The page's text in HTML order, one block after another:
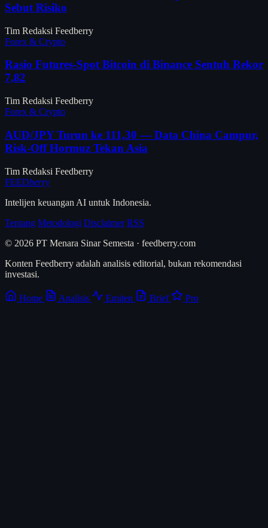
Sebut Risiko
Tim Redaksi Feedberry
Forex & Crypto
Rasio Futures-Spot Bitcoin di Binance Sentuh Rekor
7,82
Tim Redaksi Feedberry
Forex & Crypto
AUD/JPY Turun ke 111,30 — Data China Campur,
Risk-Off Hormuz Tekan Asia
Tim Redaksi Feedberry
FEEDberry
Intelijen keuangan AI untuk Indonesia.
Tentang Metodologi Disclaimer RSS
© 2026 PT Menara Sinar Semesta · feedberry.com
Konten Feedberry adalah analisis editorial, bukan rekomendasi
investasi.
Home Analisis Emiten Brief Pro